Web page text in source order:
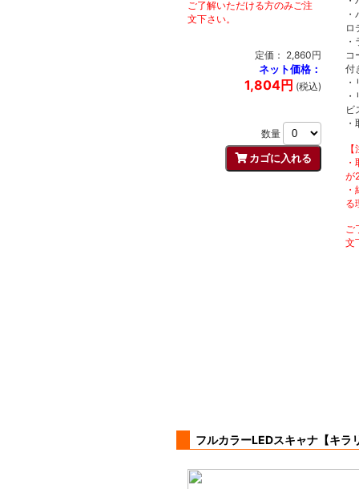
ご了解いただける方のみご注
文下さい。
定価： 2,860円
ネット価格：
1,804円 (税込)
数量
ロ
コ
付
ビ
が
る
ご
文
フルカラーLEDスキャナ【キラ